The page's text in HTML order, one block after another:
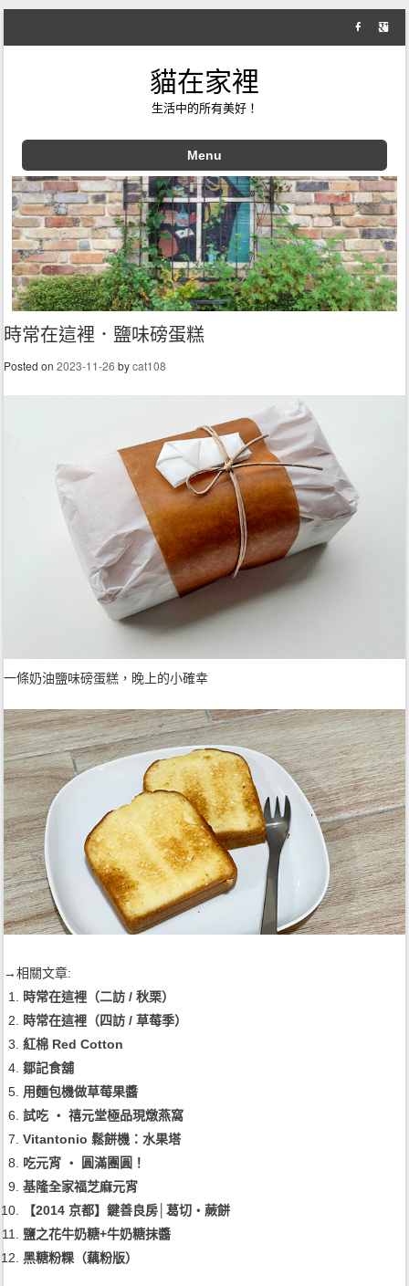
貓在家裡
生活中的所有美好！
Menu
Skip to content
時常在這裡．鹽味磅蛋糕
Posted on2023-11-26 bycat108
一條奶油鹽味磅蛋糕，晚上的小確幸
→相關文章:
時常在這裡（二訪 / 秋栗）
時常在這裡（四訪 / 草莓季）
紅棉 Red Cotton
鄒記食舖
用麵包機做草莓果醬
試吃 ‧ 禧元堂極品現燉燕窩
Vitantonio 鬆餅機：水果塔
吃元宵 ‧ 圓滿團圓！
基隆全家福芝麻元宵
【2014 京都】鍵善良房│葛切‧蕨餅
鹽之花牛奶糖+牛奶糖抹醬
黑糖粉粿（藕粉版）